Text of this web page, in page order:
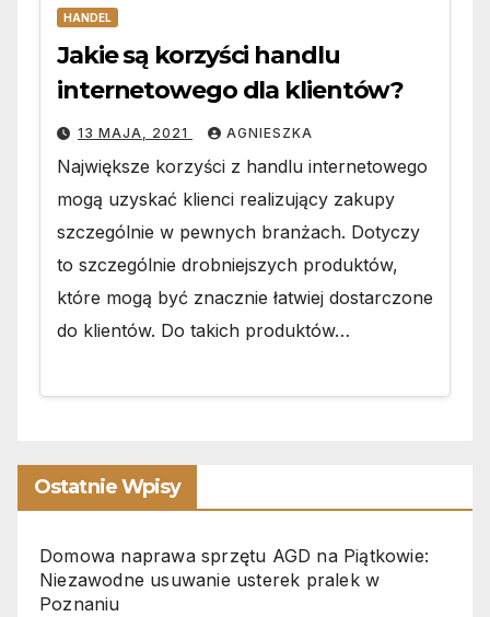
HANDEL
Jakie są korzyści handlu
internetowego dla klientów?
13 MAJA, 2021 AGNIESZKA
Największe korzyści z handlu internetowego
mogą uzyskać klienci realizujący zakupy
szczególnie w pewnych branżach. Dotyczy
to szczególnie drobniejszych produktów,
które mogą być znacznie łatwiej dostarczone
do klientów. Do takich produktów…
Ostatnie Wpisy
Domowa naprawa sprzętu AGD na Piątkowie:
Niezawodne usuwanie usterek pralek w
Poznaniu